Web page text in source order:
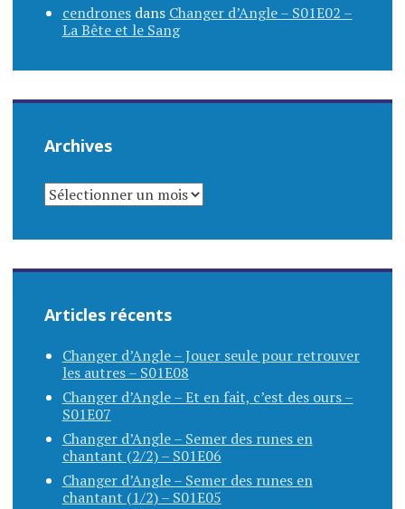
cendronesdans Changer d’Angle – S01E02 –
La Bête et le Sang
Archives
ARCHIVES
Articles récents
Changer d’Angle – Jouer seule pour retrouver
les autres – S01E08
Changer d’Angle – Et en fait, c’est des ours –
S01E07
Changer d’Angle – Semer des runes en
chantant (2/2) – S01E06
Changer d’Angle – Semer des runes en
chantant (1/2) – S01E05